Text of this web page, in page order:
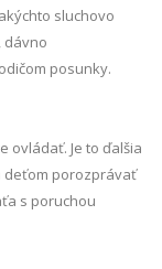
sluchovo
dávno
posunky.
ovládať. Je to ďalšia
deťom porozprávať
s poruchou